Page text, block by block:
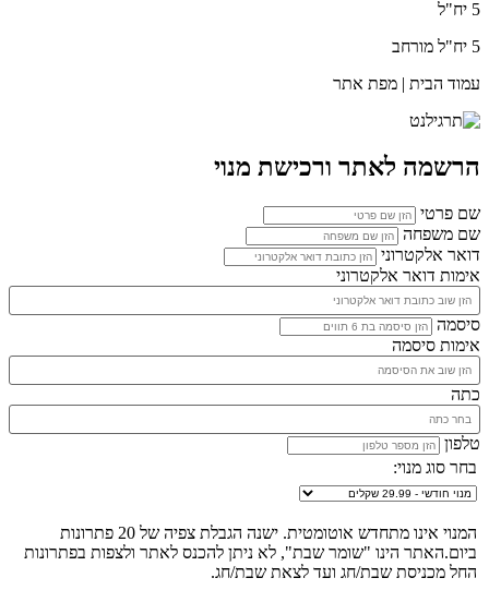
5 יח"ל
5 יח"ל מורחב
עמוד הבית | מפת אתר
הרשמה לאתר ורכישת מנוי
שם פרטי
שם משפחה
דואר אלקטרוני
אימות דואר אלקטרוני
סיסמה
אימות סיסמה
כתה
טלפון
בחר סוג מנוי:
המנוי אינו מתחדש אוטומטית. ישנה הגבלת צפיה של 20 פתרונות
ביום.האתר הינו "שומר שבת", לא ניתן להכנס לאתר ולצפות בפתרונות
החל מכניסת שבת/חג ועד לצאת שבת/חג.